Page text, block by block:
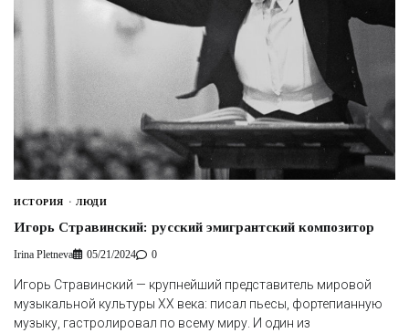
ИСТОРИЯ ЛЮДИ
Игорь Стравинский: русский эмигрантский композитор
Irina Pletneva 05/21/2024 0
Игорь Стравинский — крупнейший представитель мировой
музыкальной культуры XX века: писал пьесы, фортепианную
музыку, гастролировал по всему миру. И один из